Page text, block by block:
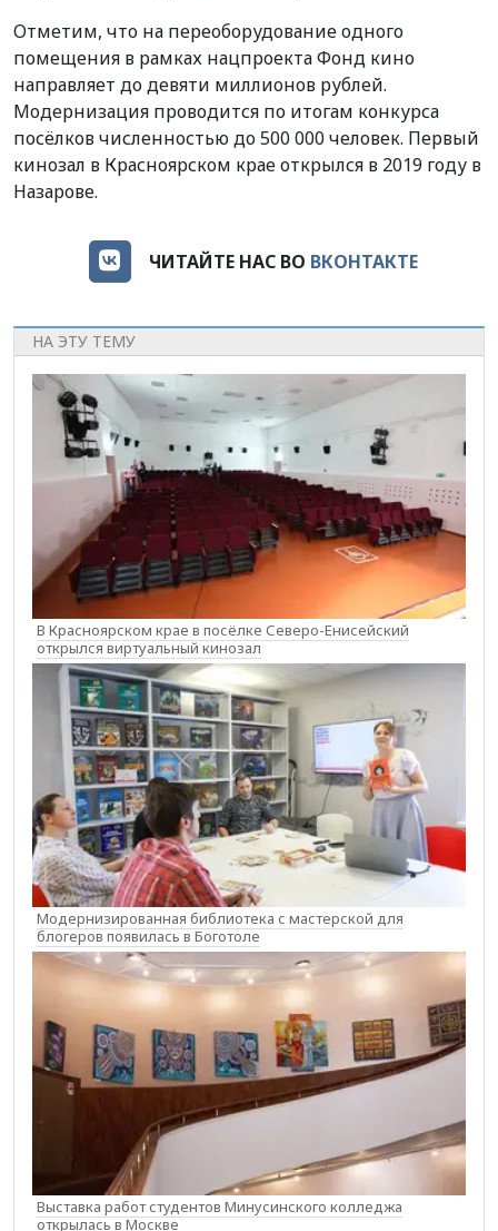
Отметим, что на переоборудование одного
помещения в рамках нацпроекта Фонд кино
направляет до девяти миллионов рублей.
Модернизация проводится по итогам конкурса
посёлков численностью до 500 000 человек. Первый
кинозал в Красноярском крае открылся в 2019 году в
Назарове.
ЧИТАЙТЕ НАС ВО ВКОНТАКТЕ
НА ЭТУ ТЕМУ
В Красноярском крае в посёлке Северо-Енисейский
открылся виртуальный кинозал
Модернизированная библиотека с мастерской для
блогеров появилась в Боготоле
Выставка работ студентов Минусинского колледжа
открылась в Москве